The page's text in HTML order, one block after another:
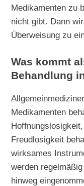
Medikamenten zu
nicht gibt. Dann
Überweisung zu
Was kommt
Behandlung
Medikamenten
Freudlosigkeit
wirksames
werden
hinweg